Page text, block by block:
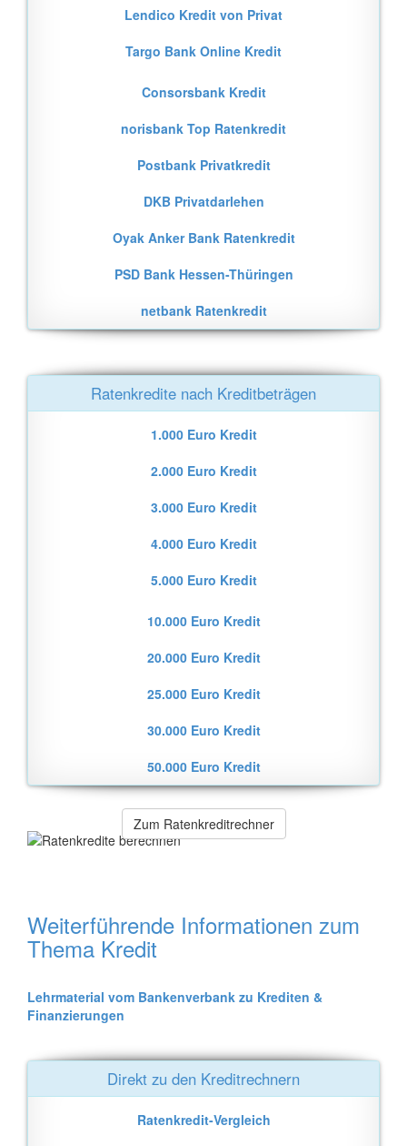
Lendico Kredit von Privat
Targo Bank Online Kredit
Consorsbank Kredit
norisbank Top Ratenkredit
Postbank Privatkredit
DKB Privatdarlehen
Oyak Anker Bank Ratenkredit
PSD Bank Hessen-Thüringen
netbank Ratenkredit
Ratenkredite nach Kreditbeträgen
1.000 Euro Kredit
2.000 Euro Kredit
3.000 Euro Kredit
4.000 Euro Kredit
5.000 Euro Kredit
10.000 Euro Kredit
20.000 Euro Kredit
25.000 Euro Kredit
30.000 Euro Kredit
50.000 Euro Kredit
Zum Ratenkreditrechner
Weiterführende Informationen zum
Thema Kredit
Lehrmaterial vom Bankenverbank zu Krediten &
Finanzierungen
Direkt zu den Kreditrechnern
Ratenkredit-Vergleich